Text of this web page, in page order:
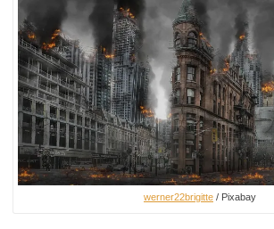
werner22brigitte / Pixabay